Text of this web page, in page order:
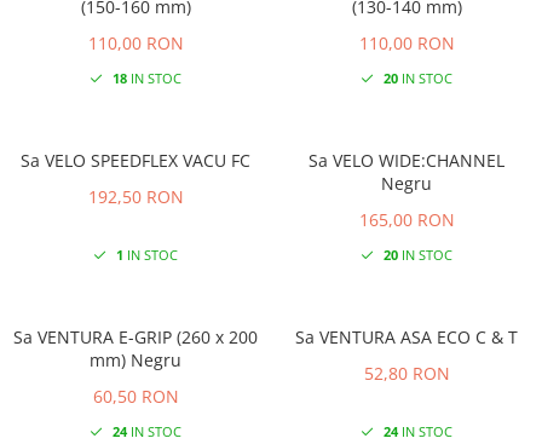
(150-160 mm)
110,00 RON
18IN STOC
(130-140 mm)
110,00 RON
20IN STOC
Sa VELO SPEEDFLEX VACU FC
192,50 RON
1 IN STOC
Sa VELO WIDE:CHANNEL
Negru
165,00 RON
20IN STOC
Sa VENTURA E-GRIP (260 x 200
mm) Negru
60,50 RON
24IN STOC
Sa VENTURA ASA ECO C & T
52,80 RON
24IN STOC